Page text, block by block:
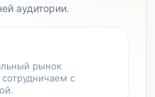
аудитории.
рынок
с